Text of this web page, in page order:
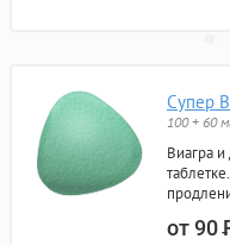
Супер
100 + 60
Виагра
от 90